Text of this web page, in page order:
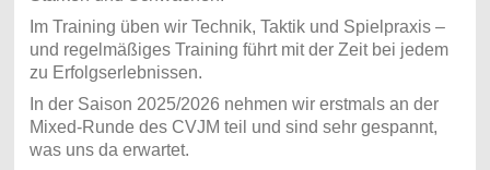
Im Training üben wir Technik, Taktik und Spielpraxis –
und regelmäßiges Training führt mit der Zeit bei jedem
zu Erfolgserlebnissen.
In der Saison 2025/2026 nehmen wir erstmals an der
Mixed-Runde des CVJM teil und sind sehr gespannt,
was uns da erwartet.